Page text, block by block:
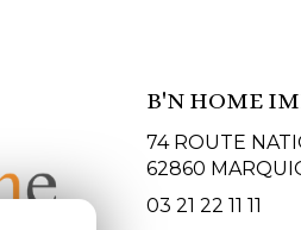
B'N HOME
74 ROUTE
62860
03 21 22 11 11